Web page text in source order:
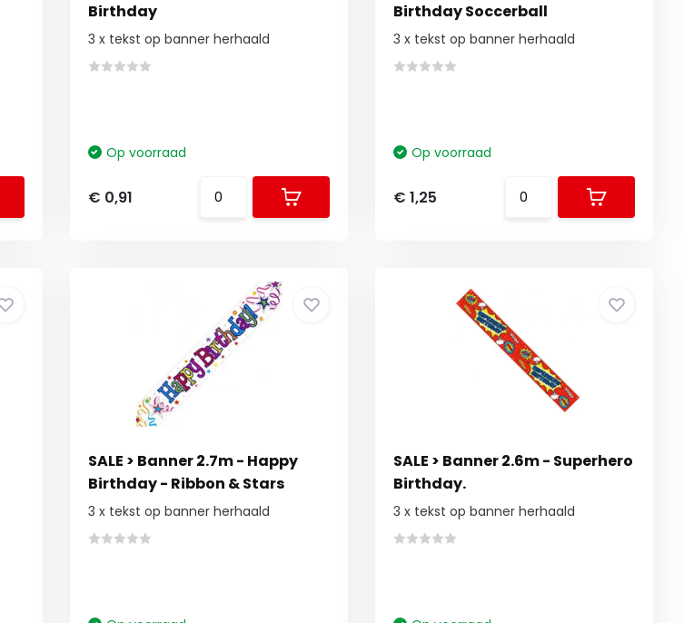
Birthday
3 x tekst op banner herhaald
Op voorraad
€ 0,91
Birthday Soccerball
3 x tekst op banner herhaald
Op voorraad
€ 1,25
SALE > Banner 2.7m - Happy
Birthday - Ribbon & Stars
3 x tekst op banner herhaald
SALE > Banner 2.6m - Superhero
Birthday.
3 x tekst op banner herhaald